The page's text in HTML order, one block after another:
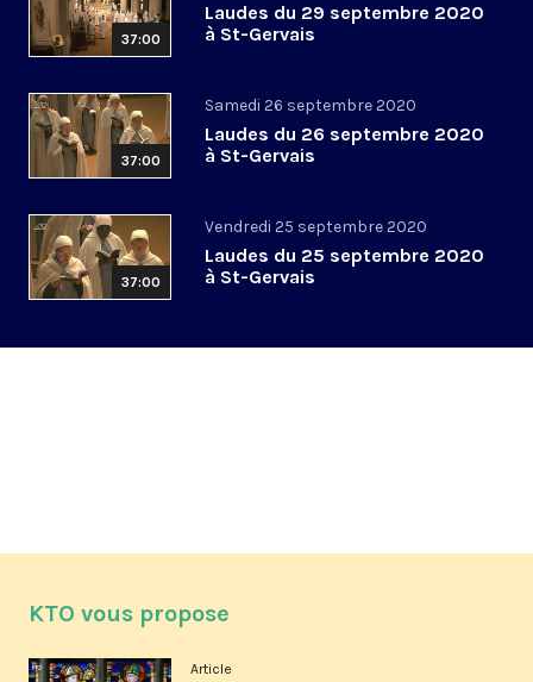
37:00
Laudes du 29 septembre 2020
à St-Gervais
37:00
Samedi 26 septembre 2020
Laudes du 26 septembre 2020
à St-Gervais
37:00
Vendredi 25 septembre 2020
Laudes du 25 septembre 2020
à St-Gervais
KTO vous propose
Article